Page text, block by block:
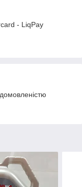
- LiqPay